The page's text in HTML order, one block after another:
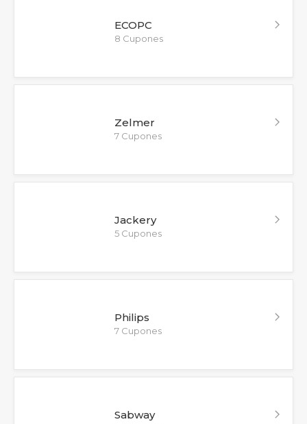
ECOPC
8 Cupones
Zelmer
7 Cupones
Jackery
5 Cupones
Philips
7 Cupones
Sabway